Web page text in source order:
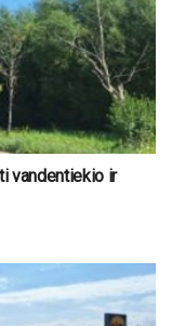
vandentiekio ir